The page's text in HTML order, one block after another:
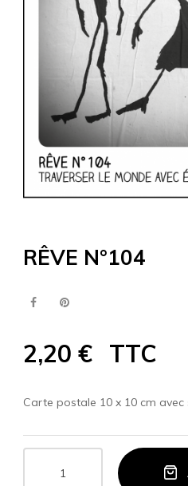
RÊVE N°104
2,20 € TTC
Carte postale 10 x 10 cm